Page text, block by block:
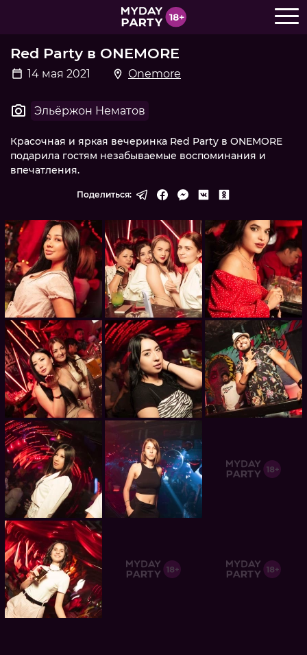
Red Party в ONEMORE
14 мая 2021 Onemore
Эльёржон Нематов
Красочная и яркая вечеринка Red Party в ONEMORE
подарила гостям незабываемые воспоминания и
впечатления.
Поделиться: